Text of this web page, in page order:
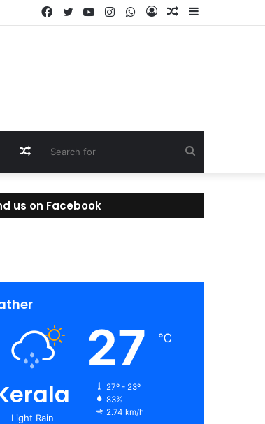
Sidebar
Random
Log
WhatsApp
Instagram
YouTube
Twitter
Facebook
for
Random
Article
us on Facebook
Light Rain
27 ℃
27º - 23º
83%
2.74 km/h